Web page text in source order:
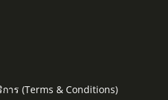
าร (Terms & Conditions)